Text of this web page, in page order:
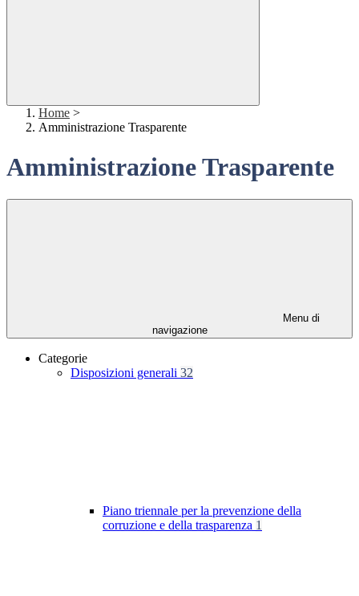
Home >
Amministrazione Trasparente
Amministrazione Trasparente
Menu di
navigazione
Categorie
Disposizioni generali 32
Piano triennale per la prevenzione della
corruzione e della trasparenza 1